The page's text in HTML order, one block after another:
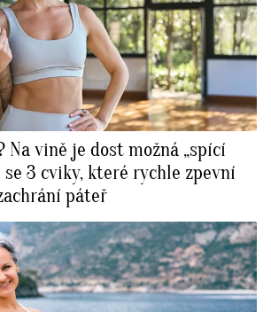
Na vině je dost možná „spící
se 3 cviky, které rychle zpevní
páteř